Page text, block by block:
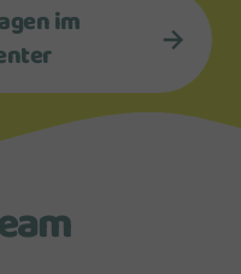
im